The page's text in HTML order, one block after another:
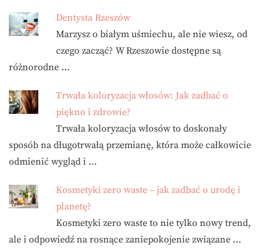
Dentysta Rzeszów
Marzysz o białym uśmiechu, ale nie wiesz, od
czego zacząć? W Rzeszowie dostępne są
różnorodne …
Trwała koloryzacja włosów: Jak zadbać o
piękno i zdrowie?
Trwała koloryzacja włosów to doskonały
sposób na długotrwałą przemianę, która może całkowicie
odmienić wygląd i …
Kosmetyki zero waste – jak zadbać o urodę i
planetę?
Kosmetyki zero waste to nie tylko nowy trend,
ale i odpowiedź na rosnące zaniepokojenie związane …